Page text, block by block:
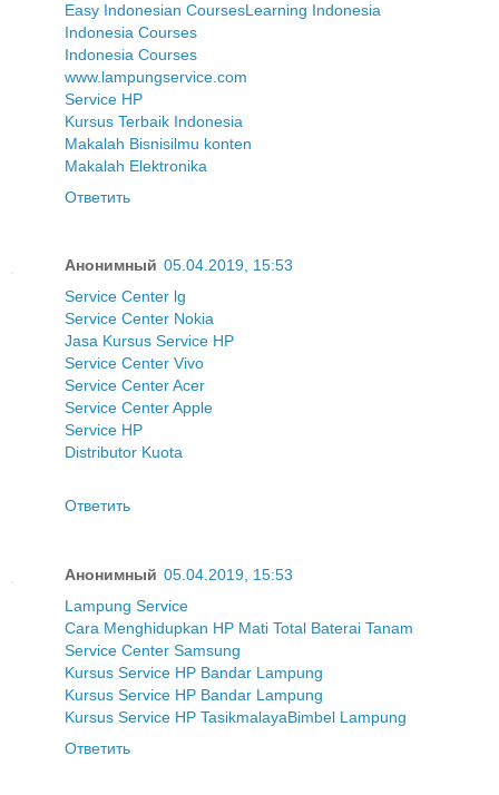
Easy Indonesian CoursesLearning Indonesia
Indonesia Courses
Indonesia Courses
www.lampungservice.com
Service HP
Kursus Terbaik Indonesia
Makalah Bisnisilmu konten
Makalah Elektronika
Ответить
Анонимный 05.04.2019, 15:53
Service Center lg
Service Center Nokia
Jasa Kursus Service HP
Service Center Vivo
Service Center Acer
Service Center Apple
Service HP
Distributor Kuota
Ответить
Анонимный 05.04.2019, 15:53
Lampung Service
Cara Menghidupkan HP Mati Total Baterai Tanam
Service Center Samsung
Kursus Service HP Bandar Lampung
Kursus Service HP Bandar Lampung
Kursus Service HP TasikmalayaBimbel Lampung
Ответить